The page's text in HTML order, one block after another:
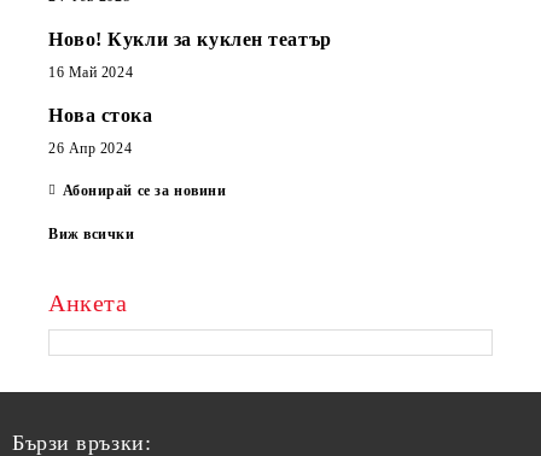
Ново! Кукли за куклен театър
16 Май 2024
Нова стока
26 Апр 2024
Абонирай се за новини
Виж всички
Анкета
Бързи връзки: